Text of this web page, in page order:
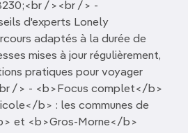
/><br /> -
d'experts Lonely
adaptés à la durée de
mises à jour régulièrement,
pratiques pour voyager
/> - <b>Focus complet</b>
b> : les communes de
et <b>Gros-Morne</b>